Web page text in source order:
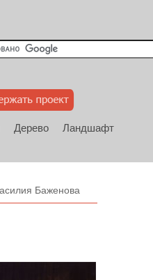
Дерево
Ландшафт
Баженова